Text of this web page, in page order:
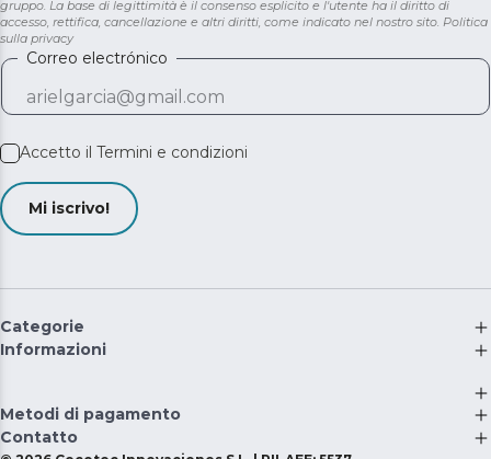
gruppo. La base di legittimità è il consenso esplicito e l'utente ha il diritto di
accesso, rettifica, cancellazione e altri diritti, come indicato nel nostro sito. Politica
sulla privacy
Correo electrónico
Accetto il Termini e condizioni
Mi iscrivo!
Categorie
Informazioni
Metodi di pagamento
Contatto